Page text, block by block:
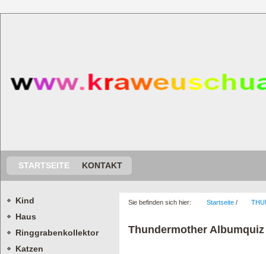
STARTSEITE KONTAKT
Kind
Haus
Ringgrabenkollektor
Katzen
Sie befinden sich hier: Startseite /
Thundermother Albumquiz